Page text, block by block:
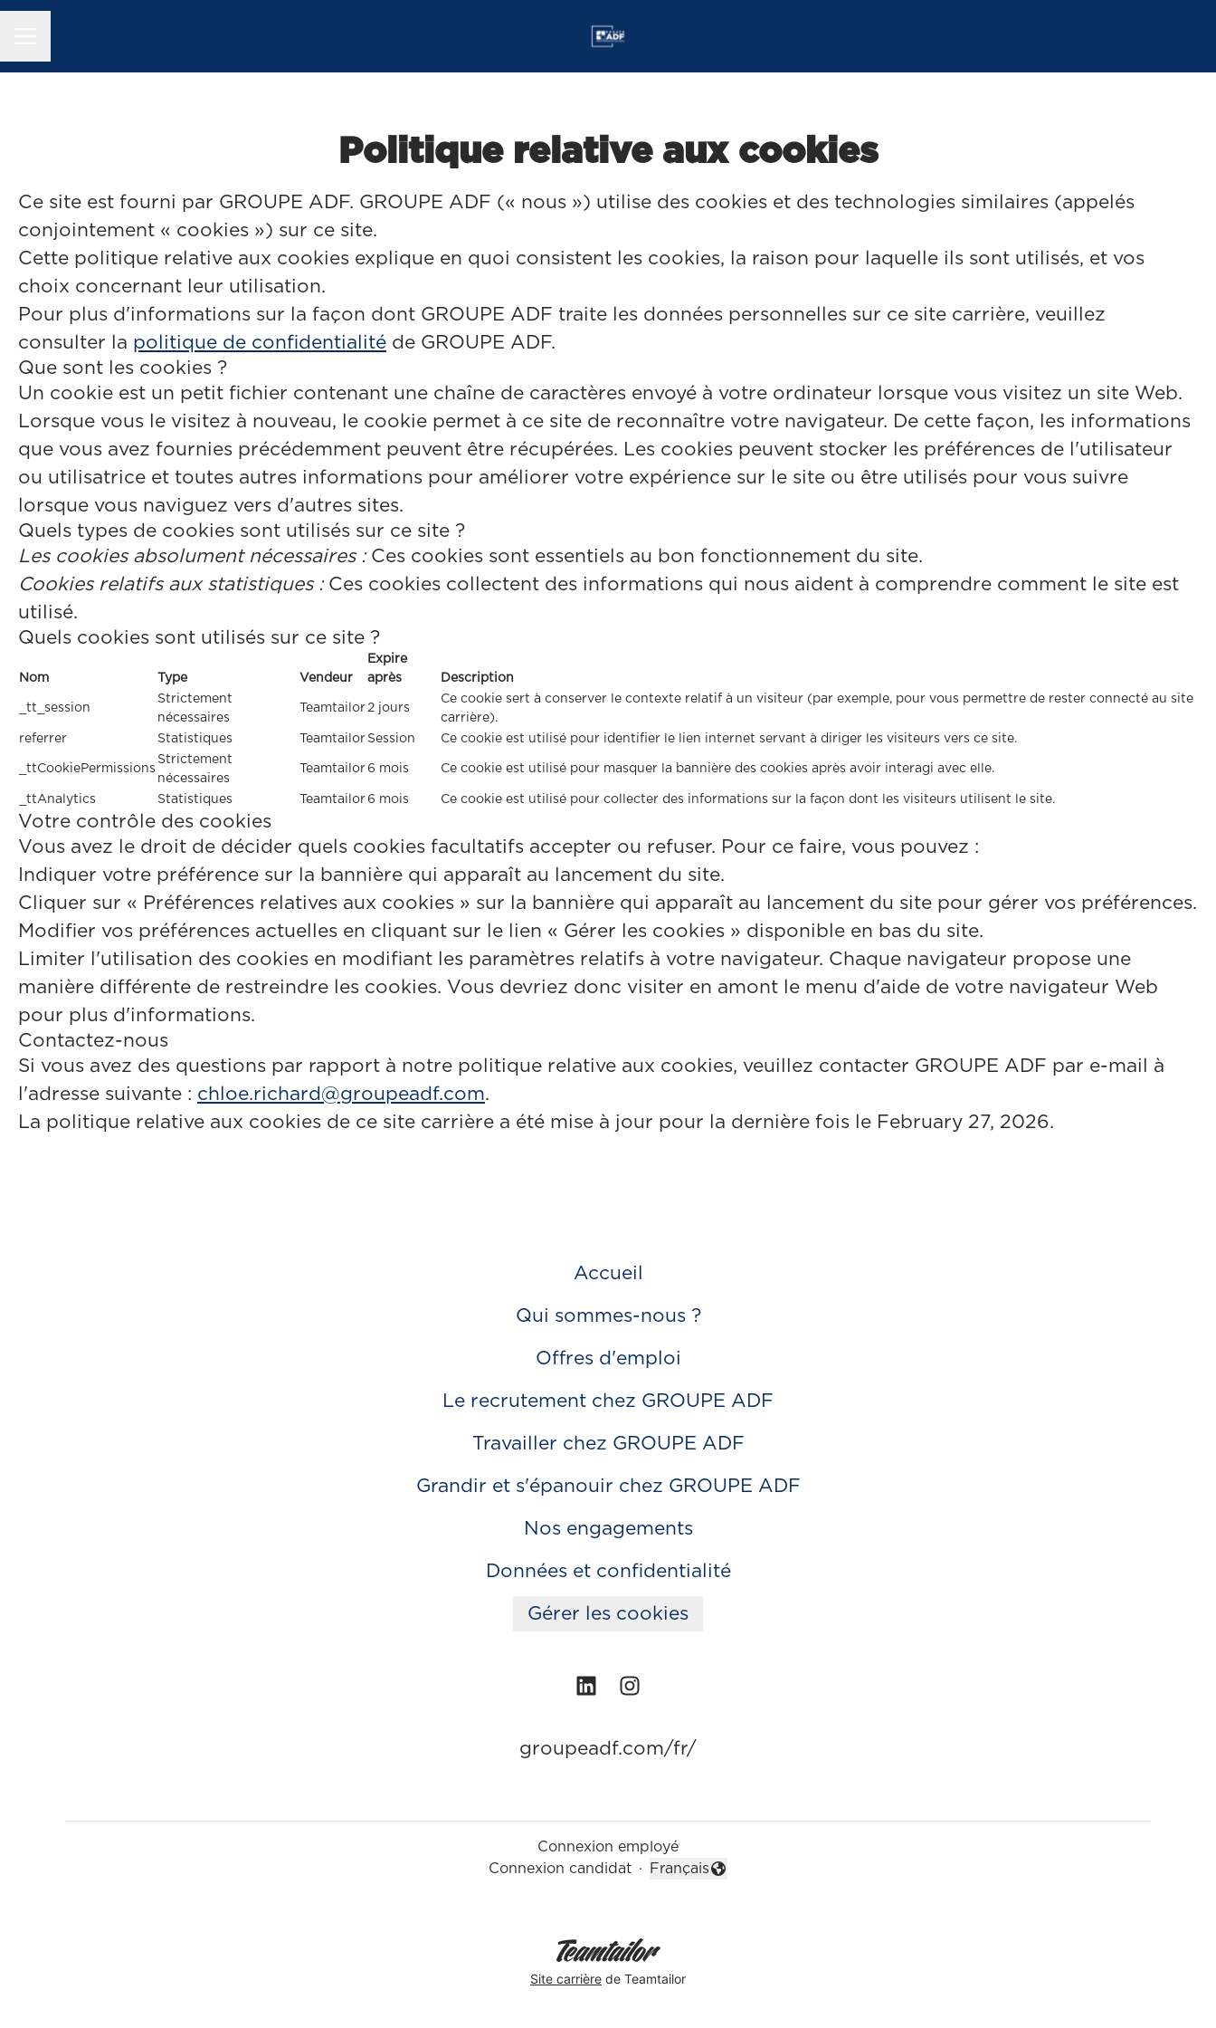
Politique relative aux cookies
Ce site est fourni par GROUPE ADF. GROUPE ADF (« nous ») utilise des cookies et des technologies similaires (appelés
conjointement « cookies ») sur ce site.
Cette politique relative aux cookies explique en quoi consistent les cookies, la raison pour laquelle ils sont utilisés, et vos
choix concernant leur utilisation.
Pour plus d'informations sur la façon dont GROUPE ADF traite les données personnelles sur ce site carrière, veuillez
consulter la politique de confidentialité de GROUPE ADF.
Que sont les cookies ?
Un cookie est un petit fichier contenant une chaîne de caractères envoyé à votre ordinateur lorsque vous visitez un site Web.
Lorsque vous le visitez à nouveau, le cookie permet à ce site de reconnaître votre navigateur. De cette façon, les informations
que vous avez fournies précédemment peuvent être récupérées. Les cookies peuvent stocker les préférences de l'utilisateur
ou utilisatrice et toutes autres informations pour améliorer votre expérience sur le site ou être utilisés pour vous suivre
lorsque vous naviguez vers d'autres sites.
Quels types de cookies sont utilisés sur ce site ?
Les cookies absolument nécessaires :Ces cookies sont essentiels au bon fonctionnement du site.
Cookies relatifs aux statistiques :Ces cookies collectent des informations qui nous aident à comprendre comment le site est
utilisé.
Quels cookies sont utilisés sur ce site ?
Nom Type Vendeur
Expire
après
Description
_tt_session
Strictement
nécessaires
Teamtailor2 jours
Ce cookie sert à conserver le contexte relatif à un visiteur (par exemple, pour vous permettre de rester connecté au site
carrière).
referrer
Statistiques Teamtailor Session Ce cookie est utilisé pour identifier le lien internet servant à diriger les visiteurs vers ce site.
_ttCookiePermissions
Strictement
nécessaires
Teamtailor6 mois Ce cookie est utilisé pour masquer la bannière des cookies après avoir interagi avec elle.
_ttAnalytics Statistiques Teamtailor6 mois Ce cookie est utilisé pour collecter des informations sur la façon dont les visiteurs utilisent le site.
Votre contrôle des cookies
Vous avez le droit de décider quels cookies facultatifs accepter ou refuser. Pour ce faire, vous pouvez :
Indiquer votre préférence sur la bannière qui apparaît au lancement du site.
Cliquer sur « Préférences relatives aux cookies » sur la bannière qui apparaît au lancement du site pour gérer vos préférences.
Modifier vos préférences actuelles en cliquant sur le lien « Gérer les cookies » disponible en bas du site.
Limiter l'utilisation des cookies en modifiant les paramètres relatifs à votre navigateur. Chaque navigateur propose une
manière différente de restreindre les cookies. Vous devriez donc visiter en amont le menu d'aide de votre navigateur Web
pour plus d'informations.
Contactez-nous
Si vous avez des questions par rapport à notre politique relative aux cookies, veuillez contacter GROUPE ADF par e-mail à
l'adresse suivante : chloe.richard@groupeadf.com.
La politique relative aux cookies de ce site carrière a été mise à jour pour la dernière fois le February 27, 2026.
Accueil
Qui sommes-nous ?
Offres d'emploi
Le recrutement chez GROUPE ADF
Travailler chez GROUPE ADF
Grandir et s'épanouir chez GROUPE ADF
Nos engagements
Données et confidentialité
Gérer les cookies
groupeadf.com/fr/
Connexion employé
Connexion candidat ·
Changer la langue
Français
Site carrière de Teamtailor